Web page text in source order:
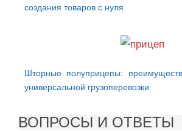
создания товаров с нуля
Шторные полуприцепы:
универсальной грузоперевозки
ВОПРОСЫ И ОТВЕТЫ